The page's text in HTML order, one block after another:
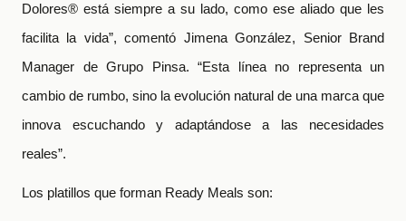
Dolores® está siempre a su lado, como ese aliado que les
facilita la vida”, comentó Jimena González, Senior Brand
Manager de Grupo Pinsa. “Esta línea no representa un
cambio de rumbo, sino la evolución natural de una marca que
innova escuchando y adaptándose a las necesidades
reales”.
Los platillos que forman Ready Meals son: